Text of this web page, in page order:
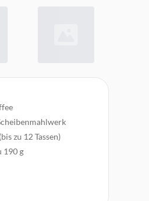
zu 12 Tassen)
190 g